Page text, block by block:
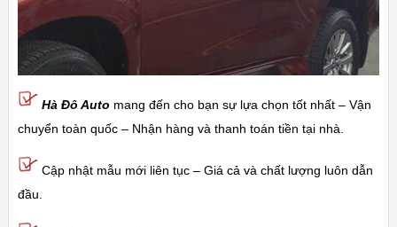
Hà Đô Auto mang đến cho bạn sự lựa chọn tốt nhất – Vận
chuyển toàn quốc – Nhận hàng và thanh toán tiền tại nhà.
Cập nhật mẫu mới liên tục – Giá cả và chất lượng luôn dẫn
đầu.